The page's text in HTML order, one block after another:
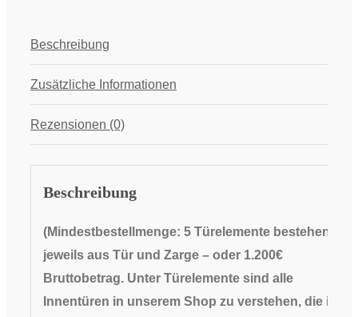
Beschreibung
Zusätzliche Informationen
Rezensionen (0)
Beschreibung
(Mindestbestellmenge: 5 Türelemente bestehend
jeweils aus Tür und Zarge – oder 1.200€
Bruttobetrag. Unter Türelemente sind alle
Innentüren in unserem Shop zu verstehen, die in